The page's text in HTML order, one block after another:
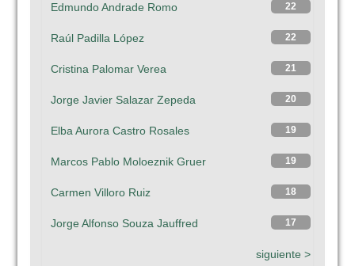
22
Edmundo Andrade Romo
22
Raúl Padilla López
21
Cristina Palomar Verea
20
Jorge Javier Salazar Zepeda
19
Elba Aurora Castro Rosales
19
Marcos Pablo Moloeznik Gruer
18
Carmen Villoro Ruiz
17
Jorge Alfonso Souza Jauffred
siguiente >